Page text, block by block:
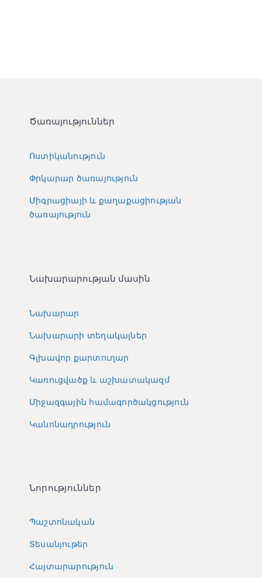
Ծառայություններ
Ոստիկանություն
Փրկարար ծառայություն
Միգրացիայի և քաղաքացիության
ծառայություն
Նախարարության մասին
Նախարար
Նախարարի տեղակալներ
Գլխավոր քարտուղար
Կառուցվածք և աշխատակազմ
Միջազգային համագործակցություն
Կանոնադրություն
Նորություններ
Պաշտոնական
Տեսանյութեր
Հայտարարություն